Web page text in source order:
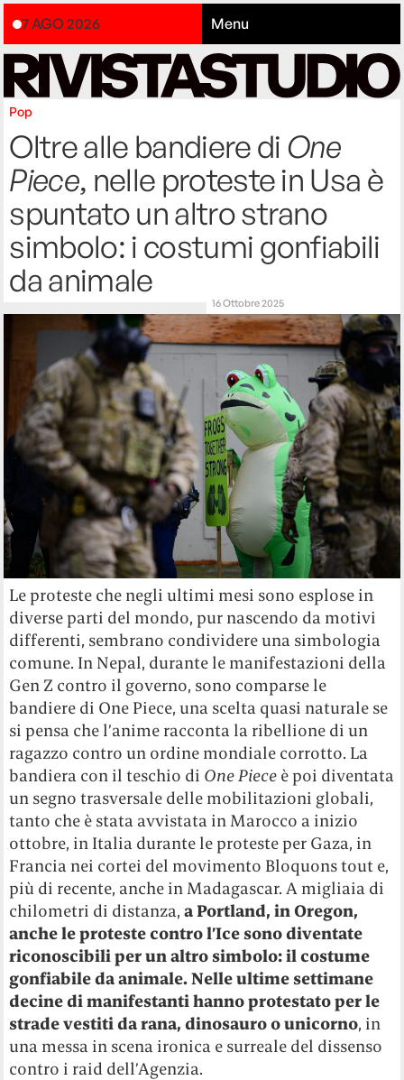
7 AGO 2026 Menu
Pop
Oltre alle bandiere di One
Piece, nelle proteste in Usa è
spuntato un altro strano
simbolo: i costumi gonfiabili
da animale
16 Ottobre 2025
Le proteste che negli ultimi mesi sono esplose in
diverse parti del mondo, pur nascendo da motivi
differenti, sembrano condividere una simbologia
comune. In Nepal, durante le manifestazioni della
Gen Z contro il governo, sono comparse le
bandiere di One Piece, una scelta quasi naturale se
si pensa che l’anime racconta la ribellione di un
ragazzo contro un ordine mondiale corrotto. La
bandiera con il teschio di One Piece è poi diventata
un segno trasversale delle mobilitazioni globali,
tanto che è stata avvistata in Marocco a inizio
ottobre, in Italia durante le proteste per Gaza, in
Francia nei cortei del movimento Bloquons tout e,
più di recente, anche in Madagascar. A migliaia di
chilometri di distanza,a Portland, in Oregon,
anche le proteste contro l’Ice sono diventate
riconoscibili per un altro simbolo: il costume
gonfiabile da animale. Nelle ultime settimane
decine di manifestanti hanno protestato per le
strade vestiti da rana, dinosauro o unicorno, in
una messa in scena ironica e surreale del dissenso
contro i raid dell’Agenzia.